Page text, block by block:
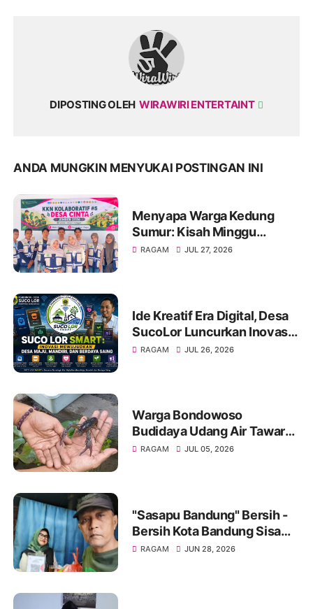
DIPOSTING OLEH WIRAWIRI ENTERTAINT
ANDA MUNGKIN MENYUKAI POSTINGAN INI
Menyapa Warga Kedung
Sumur: Kisah Minggu
Pertama KKN Desa Bagon
RAGAM JUL 27, 2026
Ide Kreatif Era Digital, Desa
SucoLor Luncurkan Inovasi
"SUCOLOR SMART"
RAGAM JUL 26, 2026
Warga Bondowoso
Budidaya Udang Air Tawar
Hasilkan Cuan Yang Luar
RAGAM JUL 05, 2026
"Sasapu Bandung" Bersih -
Bersih Kota Bandung Sisa
Bongkaran Bangunan Liar
RAGAM JUN 28, 2026